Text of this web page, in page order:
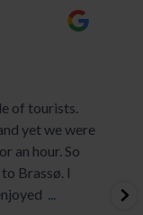
of tourists.
yet we were
an hour. So
Brassø. I
...